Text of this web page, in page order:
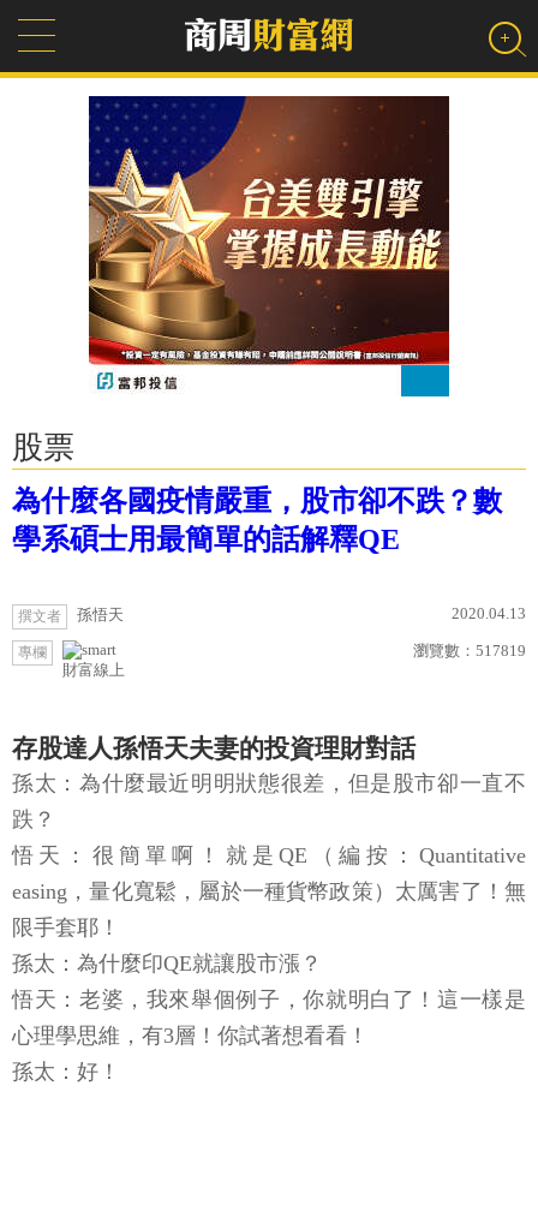
股票
為什麼各國疫情嚴重，股市卻不跌？數
學系碩士用最簡單的話解釋QE
撰文者 孫悟天 2020.04.13
專欄
財富線上
瀏覽數： 517819
存股達人孫悟天夫妻的投資理財對話
孫太：為什麼最近明明狀態很差，但是股市卻一直不
跌？
悟天：很簡單啊！就是QE（編按：Quantitative
easing，量化寬鬆，屬於一種貨幣政策）太厲害了！無
限手套耶！
孫太：為什麼印QE就讓股市漲？
悟天：老婆，我來舉個例子，你就明白了！這一樣是
心理學思維，有3層！你試著想看看！
孫太：好！